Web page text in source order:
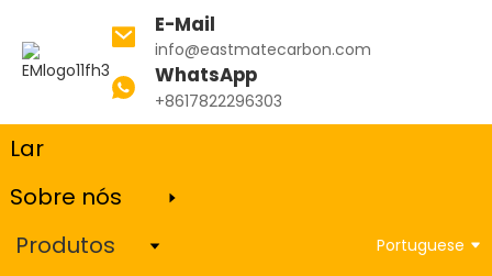
E-Mail
info@eastmatecarbon.com
WhatsApp
+8617822296303
Lar
Sobre nós
Produtos
Portuguese
Produtos Grafite Coque de petróleo
Grafite Coque de petróleo